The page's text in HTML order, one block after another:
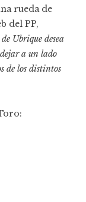
rueda de
del PP,
Ubrique desea
a un lado
de los distintos